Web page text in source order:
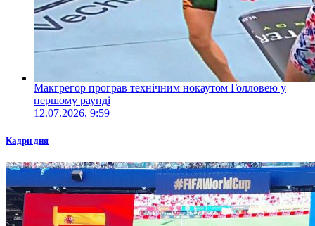
Макгрегор програв технічним нокаутом Голловею у
першому раунді
12.07.2026, 9:59
Кадри дня